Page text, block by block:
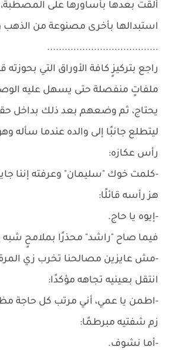
ألقت بعدها بأساورها على
استبدالها بأخرى مصنوعة من الذهب
......................................
راجع بتركيزٍ كافة الأوراق التي
ملفاتٍ منفصلة حتى يسهل عليه
يحتاج، ثم وضعهم بعد ذلك بداخل
ليتطلع جانبًا إلى والده عندما سأله
رأس عكازه:
-كلمت خوك "سليمان" وعرفته إننا
هز رأسه قائلًا:
-إيوه يا حاج.
فيما صاح "راشد" محذرًا بملامحٍ شبه
-مش عايزين مصالحنا تخرب زي المرة
انتقل بعينيه تجاهه مؤكدًا:
-اطمن يا عمي، أني مرتب كل حاجة
زم شفتيه مبرطمًا:
-أما نشوف.